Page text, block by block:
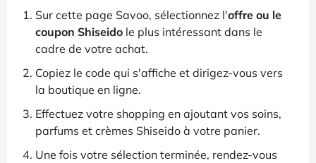
Sur cette page Savoo, sélectionnez l'offre ou le
coupon Shiseido le plus intéressant dans le
cadre de votre achat.
Copiez le code qui s'affiche et dirigez-vous vers
la boutique en ligne.
Effectuez votre shopping en ajoutant vos soins,
parfums et crèmes Shiseido à votre panier.
Une fois votre sélection terminée, rendez-vous